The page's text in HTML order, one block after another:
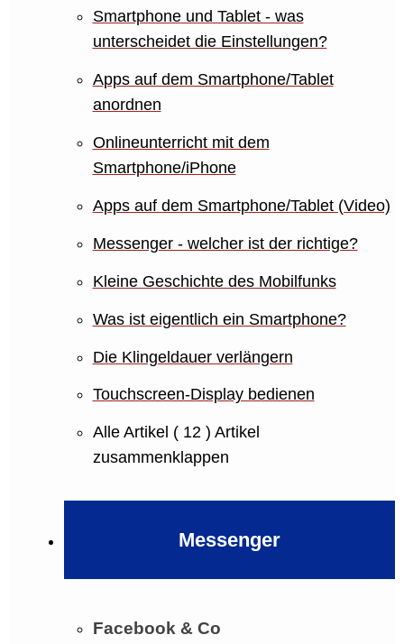
Smartphone und Tablet - was
unterscheidet die Einstellungen?
Apps auf dem Smartphone/Tablet
anordnen
Onlineunterricht mit dem
Smartphone/iPhone
Apps auf dem Smartphone/Tablet (Video)
Messenger - welcher ist der richtige?
Kleine Geschichte des Mobilfunks
Was ist eigentlich ein Smartphone?
Die Klingeldauer verlängern
Touchscreen-Display bedienen
Alle Artikel ( 12 ) Artikel
zusammenklappen
Messenger
Facebook & Co